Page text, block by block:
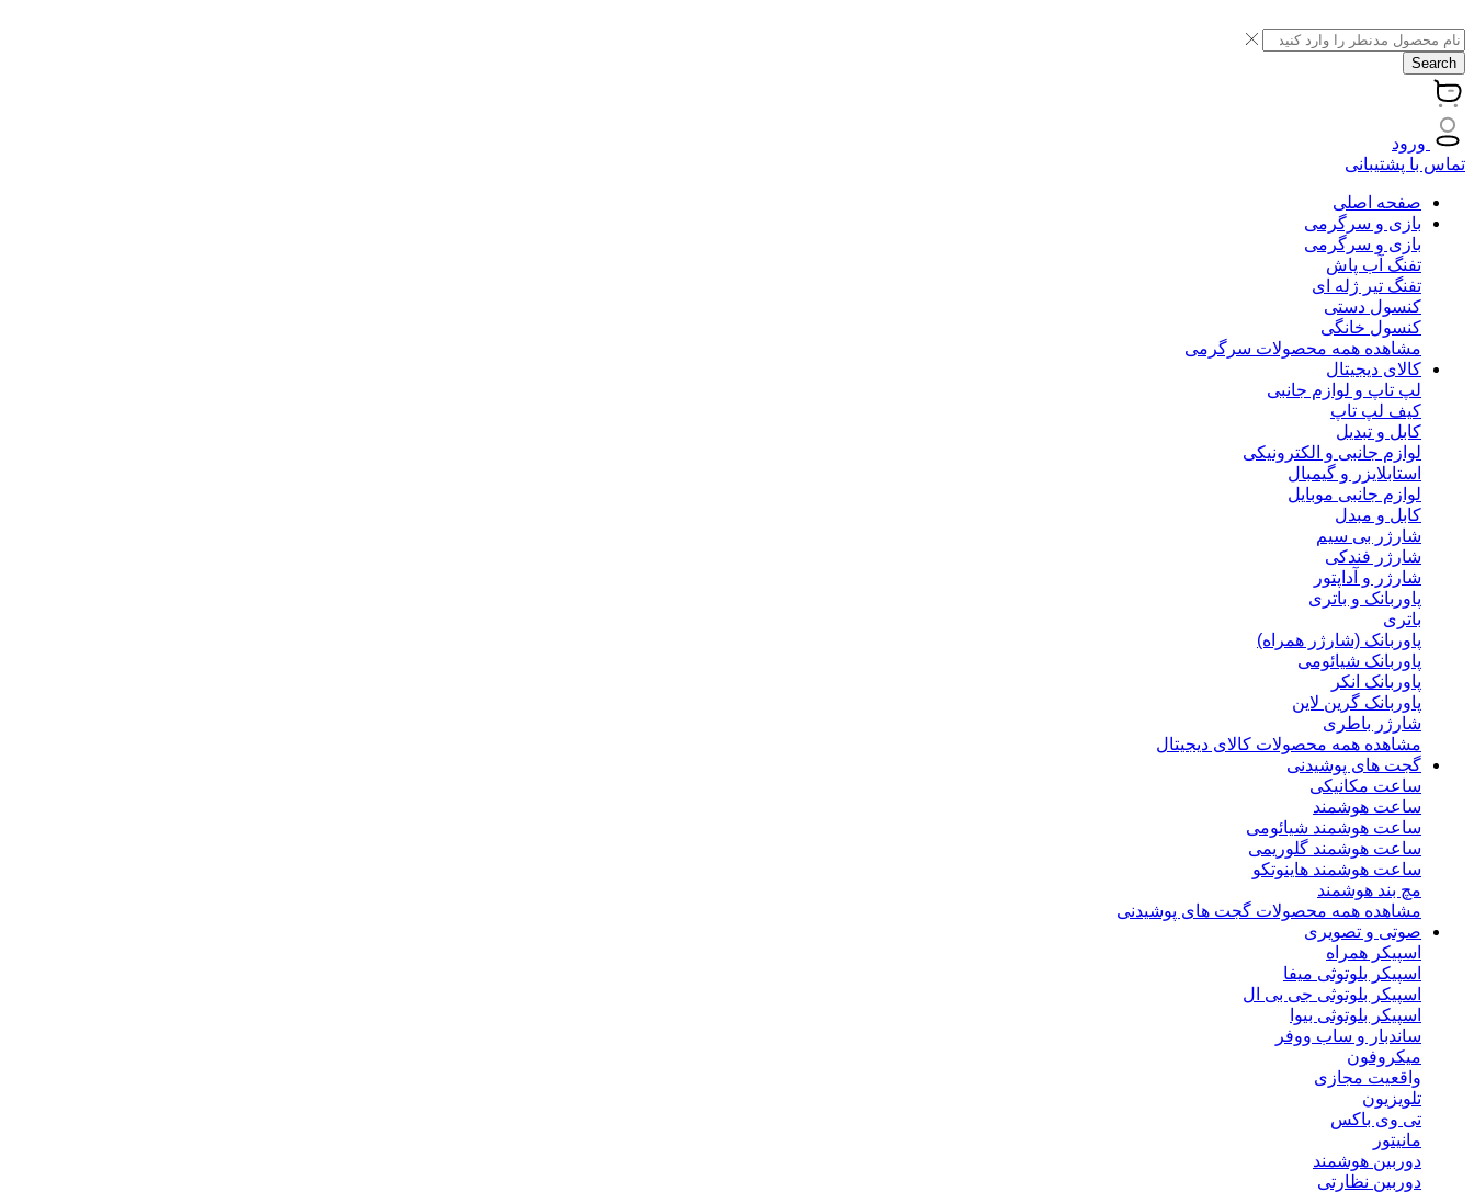
Search
ورود
تماس با پشتیبانی
صفحه اصلی
بازی و سرگرمی
بازی و سرگرمی
تفنگ آب پاش
تفنگ تیر ژله ای
کنسول دستی
کنسول خانگی
مشاهده همه محصولات سرگرمی
کالای دیجیتال
لپ تاپ و لوازم جانبی
کیف لپ تاپ
کابل و تبدیل
لوازم جانبی و الکترونیکی
استابلایزر و گیمبال
لوازم جانبی موبایل
کابل و مبدل
شارژر بی سیم
شارژر فندکی
شارژر و آداپتور
پاوربانک و باتری
باتری
پاوربانک (شارژر همراه)
پاوربانک شیائومی
پاوربانک انکر
پاوربانک گرین لاین
شارژر باطری
مشاهده همه محصولات کالای دیجیتال
گجت های پوشیدنی
ساعت مکانیکی
ساعت هوشمند
ساعت هوشمند شیائومی
ساعت هوشمند گلوریمی
ساعت هوشمند هاینوتکو
مچ بند هوشمند
مشاهده همه محصولات گجت های پوشیدنی
صوتی و تصویری
اسپیکر همراه
اسپیکر بلوتوثی میفا
اسپیکر بلوتوثی جی بی ال
اسپیکر بلوتوثی بیوا
ساندبار و ساب ووفر
میکروفون
واقعیت مجازی
تلویزیون
تی وی باکس
مانیتور
دوربین هوشمند
دوربین نظارتی